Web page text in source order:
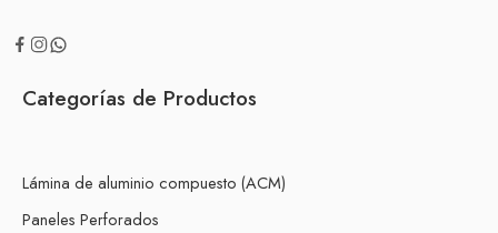
Categorías de Productos
Lámina de aluminio compuesto (ACM)
Paneles Perforados